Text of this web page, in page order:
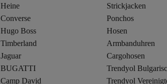
Heine
Converse
Hugo Boss
Timberland
Jaguar
BUGATTI
Camp David
Strickjacken
Ponchos
Hosen
Armbanduhren
Cargohosen
Trendyol